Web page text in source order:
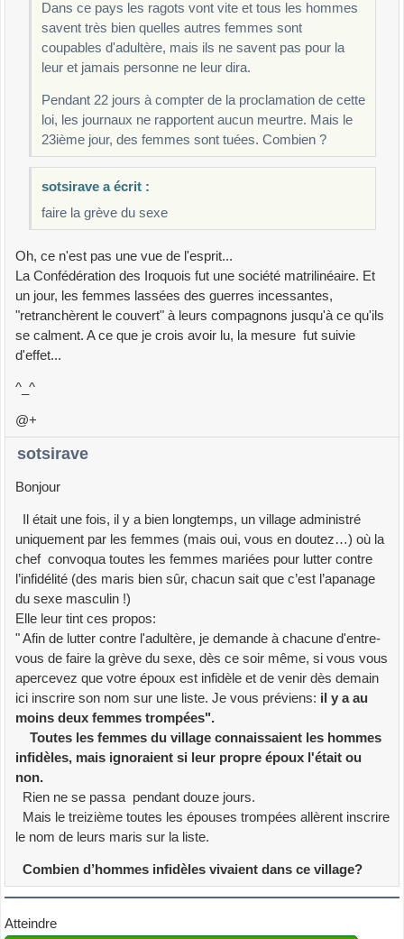
Dans ce pays les ragots vont vite et tous les hommes
savent très bien quelles autres femmes sont
coupables d'adultère, mais ils ne savent pas pour la
leur et jamais personne ne leur dira.
Pendant 22 jours à compter de la proclamation de cette
loi, les journaux ne rapportent aucun meurtre. Mais le
23ième jour, des femmes sont tuées. Combien ?
sotsirave a écrit :
faire la grève du sexe
Oh, ce n'est pas une vue de l'esprit...
La Confédération des Iroquois fut une société matrilinéaire. Et
un jour, les femmes lassées des guerres incessantes,
"retranchèrent le couvert" à leurs compagnons jusqu'à ce qu'ils
se calment. A ce que je crois avoir lu, la mesure fut suivie
d'effet...
^_^
@+
sotsirave
Bonjour
Il était une fois, il y a bien longtemps, un village administré
uniquement par les femmes (mais oui, vous en doutez…) où la
chef convoqua toutes les femmes mariées pour lutter contre
l’infidélité (des maris bien sûr, chacun sait que c’est l’apanage
du sexe masculin !)
Elle leur tint ces propos:
" Afin de lutter contre l'adultère, je demande à chacune d'entre-
vous de faire la grève du sexe, dès ce soir même, si vous vous
apercevez que votre époux est infidèle et de venir dès demain
ici inscrire son nom sur une liste. Je vous préviens: il y a au
moins deux femmes trompées".
Toutes les femmes du village connaissaient les hommes
infidèles, mais ignoraient si leur propre époux l'était ou
non.
Rien ne se passa pendant douze jours.
Mais le treizième toutes les épouses trompées allèrent inscrire
le nom de leurs maris sur la liste.
Combien d’hommes infidèles vivaient dans ce village?
Atteindre